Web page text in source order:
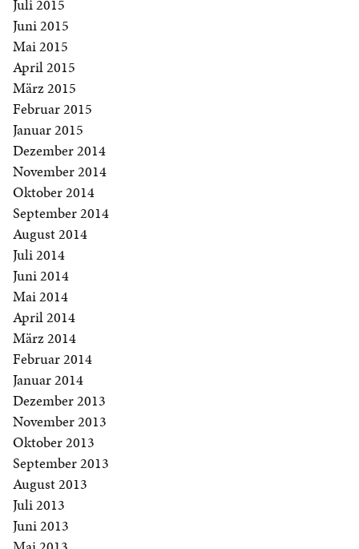
Juli 2015
Juni 2015
Mai 2015
April 2015
März 2015
Februar 2015
Januar 2015
Dezember 2014
November 2014
Oktober 2014
September 2014
August 2014
Juli 2014
Juni 2014
Mai 2014
April 2014
März 2014
Februar 2014
Januar 2014
Dezember 2013
November 2013
Oktober 2013
September 2013
August 2013
Juli 2013
Juni 2013